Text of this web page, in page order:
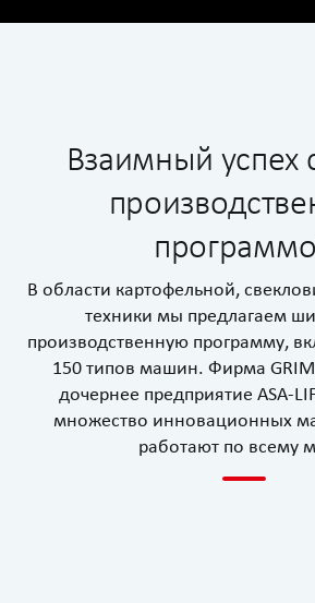
Взаимный успех
В области картофельной,
техники мы предлагаем
производственную программу,
150 типов машин. Фирма
дочернее предприятие ASA-
множество инновационных
работают по всему